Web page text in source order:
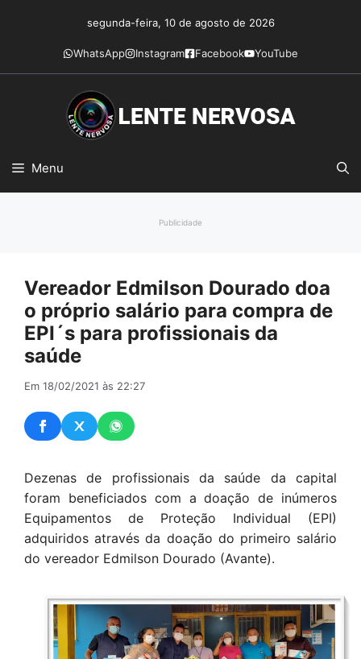
conteúdo
segunda-feira, 10 de agosto de 2026
WhatsApp Instagram Facebook YouTube
Menu
Publicidade
Vereador Edmilson Dourado doa
o próprio salário para compra de
EPI´s para profissionais da
saúde
Em 18/02/2021 às 22:27
Dezenas de profissionais da saúde da capital
foram beneficiados com a doação de inúmeros
Equipamentos de Proteção Individual (EPI)
adquiridos através da doação do primeiro salário
do vereador Edmilson Dourado (Avante).